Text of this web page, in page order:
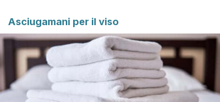
Asciugamani per il viso